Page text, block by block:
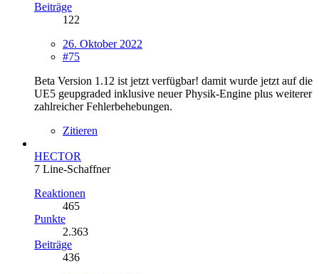
Beiträge
122
26. Oktober 2022
#75
Beta Version 1.12 ist jetzt verfügbar! damit wurde jetzt auf die
UE5 geupgraded inklusive neuer Physik-Engine plus weiterer
zahlreicher Fehlerbehebungen.
Zitieren
HECTOR
7 Line-Schaffner
Reaktionen
465
Punkte
2.363
Beiträge
436